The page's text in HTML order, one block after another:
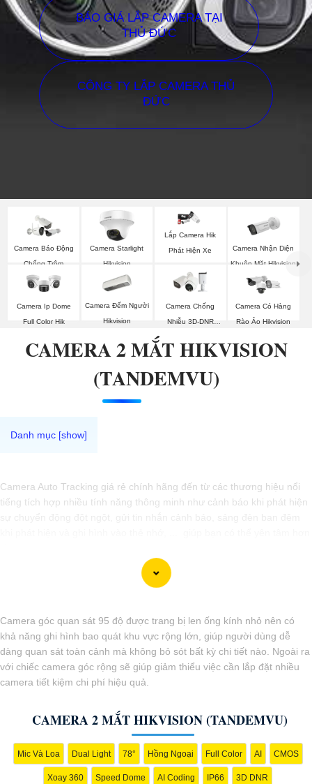
BÁO GIÁ LẮP CAMERA TẠI
THỦ ĐỨC
CÔNG TY LẮP CAMERA THỦ
ĐỨC
Camera Báo Động
Chống Trộm
Hikvision
Camera Starlight
Hikvision
Lắp Camera Hik
Phát Hiện Xe
Camera Nhận Diện
Khuôn Mặt Hikvision
Camera Ip Dome
Full Color Hik
Camera Đếm Người
Hikvision
Camera Chống
Nhiễu 3D-DNR
Camera Có Hàng
Rào Ảo Hikvision
CAMERA 2 MẮT HIKVISION
(TANDEMVU)
Camera Auto Tracking giá rẻ chính hãng đến từ các thương hiệu nổi
tiếng tích hợp nhiều tính năng thông minh như cảnh báo khi phát hiện
Camera góc quan sát 95 độ được trang bị len ống kính nhỏ nên có
khả năng ghi hình bao quát khu vực rộng lớn, giúp người dùng dễ
dàng quan sát toàn cảnh mà không bỏ sót bất kỳ chi tiết nào. Ngoài ra
với chiếc camera góc rộng sẽ giúp giảm thiểu việc cần lắp đặt nhiều
camera tiết kiệm chi phí hiệu quả.
CAMERA 2 MẮT HIKVISION (TANDEMVU)
Mic Và Loa Dual Light 78° Hồng Ngoại Full Color AI CMOS
Xoay 360 Speed Dome AI Coding IP66 3D DNR